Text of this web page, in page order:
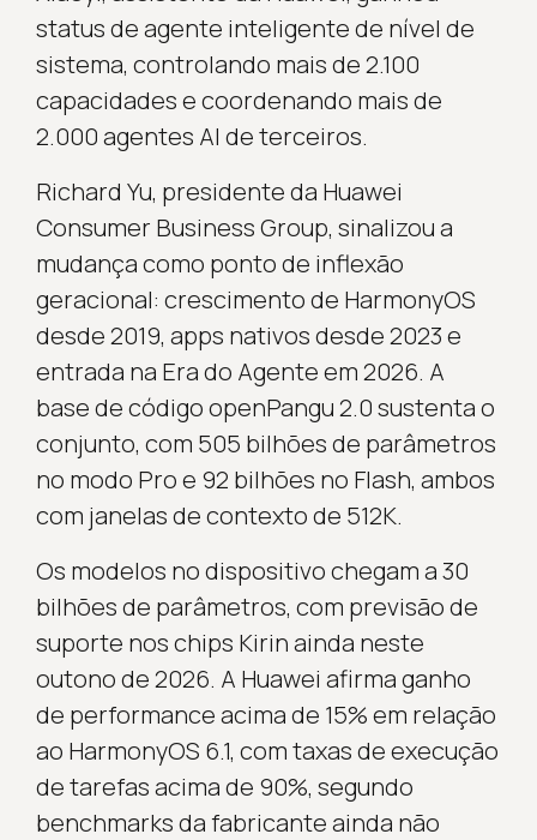
status de agente inteligente de nível de
sistema, controlando mais de 2.100
capacidades e coordenando mais de
2.000 agentes AI de terceiros.
Richard Yu, presidente da Huawei
Consumer Business Group, sinalizou a
mudança como ponto de inflexão
geracional: crescimento de HarmonyOS
desde 2019, apps nativos desde 2023 e
entrada na Era do Agente em 2026. A
base de código openPangu 2.0 sustenta o
conjunto, com 505 bilhões de parâmetros
no modo Pro e 92 bilhões no Flash, ambos
com janelas de contexto de 512K.
Os modelos no dispositivo chegam a 30
bilhões de parâmetros, com previsão de
suporte nos chips Kirin ainda neste
outono de 2026. A Huawei afirma ganho
de performance acima de 15% em relação
ao HarmonyOS 6.1, com taxas de execução
de tarefas acima de 90%, segundo
benchmarks da fabricante ainda não